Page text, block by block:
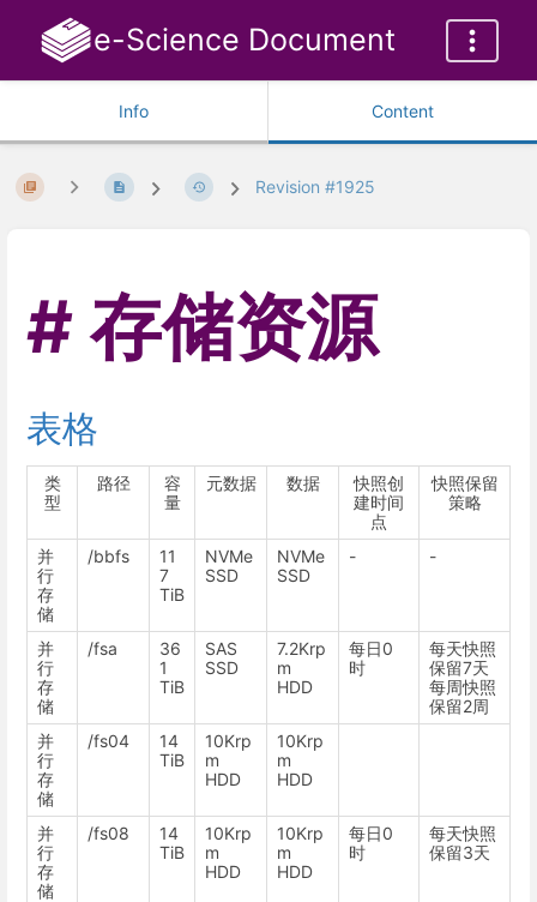
e-Science Document
Info Content
Revision #1925
存储资源
表格
类
型
路径
容
量
元数据 数据
快照创
建时间
点
快照保留
策略
并
行
存
储
/bbfs
11
7
TiB
NVMe
SSD
NVMe
SSD
- -
并
行
存
储
/fsa
36
1
TiB
SAS
SSD
7.2Krp
m
HDD
每日0
时
每天快照
保留7天
每周快照
保留2周
并
行
存
储
/fs04
14
TiB
10Krp
m
HDD
10Krp
m
HDD
并
行
存
储
/fs08
14
TiB
10Krp
m
HDD
10Krp
m
HDD
每日0
时
每天快照
保留3天